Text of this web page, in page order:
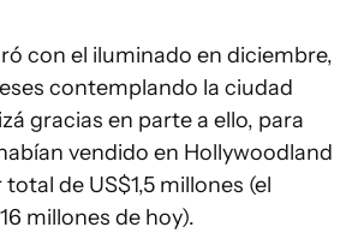
con el iluminado en diciembre,
contemplando la ciudad
gracias en parte a ello, para
vendido en Hollywoodland
de US$1,5 millones (el
millones de hoy).